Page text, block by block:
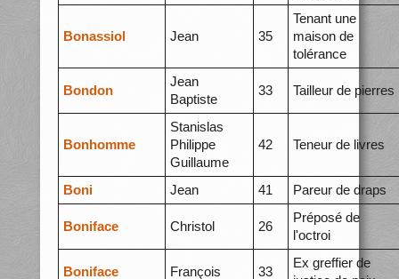
Bonassiol Jean 35
Tenant une
maison de
tolérance
Bondon
Jean
Baptiste
33 Tailleur de pierres
Bonhomme
Stanislas
Philippe
Guillaume
42 Teneur de livres
Boni Jean 41 Pareur de draps
Boniface Christol 26
Préposé de
l'octroi
Boniface François 33
Ex greffier de